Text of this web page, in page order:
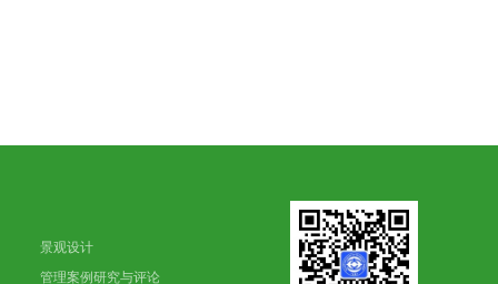
景观设计
管理案例研究与评论